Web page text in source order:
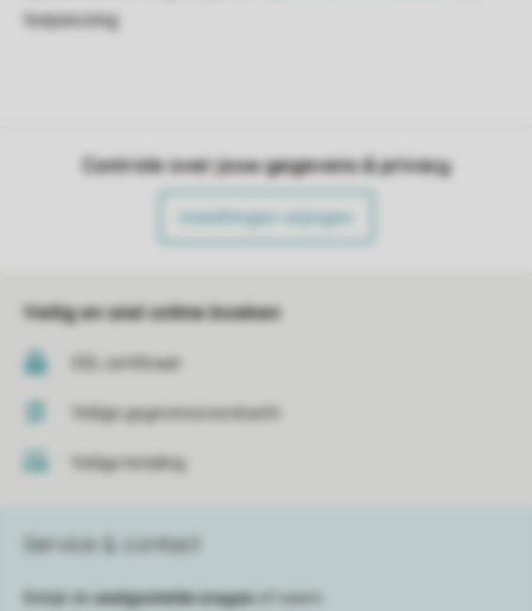
toepassing.
Controle over jouw gegevens & privacy
Instellingen wijzigen
Veilig en snel online boeken
SSL certificaat
Veilige gegevensoverdracht
Veilige betaling
Service & contact
Bekijk de veelgestelde vragen
of neem